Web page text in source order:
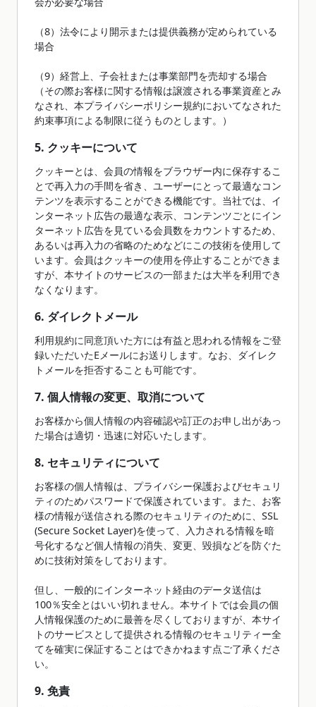
（8）法令により開示または提供義務が定められている
場合
（9）経営上、子会社または事業部門を売却する場合
（その際お客様に関する情報は譲渡される事業資産とみ
なされ、本プライバシーポリシー規約においてなされた
約束事項による制限に従うものとします。）
5. クッキーについて
クッキーとは、会員の情報をブラウザー内に保存するこ
とで再入力の手間を省き、ユーザーにとって最適なコン
テンツを表示することができる機能です。当社では、イ
ンターネット広告の最適な表示、コンテンツごとにイン
ターネット広告を見ている会員数をカウントするため、
あるいは再入力の省略のためなどにこの技術を使用して
います。会員はクッキーの使用を停止することができま
すが、本サイトのサービスの一部または大半を利用でき
なくなります。
6. ダイレクトメール
利用規約に同意頂いた方には有益と思われる情報をご登
録いただいたEメールにお送りします。なお、ダイレク
トメールを拒否することも可能です。
7. 個人情報の変更、取消について
お客様から個人情報の内容確認や訂正のお申し出があっ
た場合は適切・迅速に対応いたします。
8. セキュリティについて
お客様の個人情報は、プライバシー保護およびセキュリ
ティのためパスワードで保護されています。また、お客
様の情報が送信される際のセキュリティのために、SSL
(Secure Socket Layer)を使って、入力される情報を暗
号化するなど個人情報の消失、変更、毀損などを防ぐた
めに技術対策をしております。
但し、一般的にインターネット経由のデータ送信は
100％安全とはいい切れません。本サイトでは会員の個
人情報保護のために最善を尽くしておりますが、本サイ
トのサービスとして提供される情報のセキュリティー全
てを確実に保証することはできかねます点ご了承くださ
い。
9. 免責